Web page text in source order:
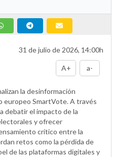
31 de julio de 2026, 14:00h
A+ a-
la desinformación
europeo SmartVote. A través
debatir el impacto de la
y ofrecer
crítico entre la
retos como la pérdida de
de las plataformas digitales y